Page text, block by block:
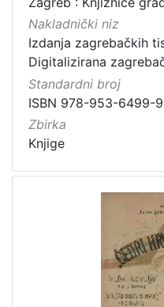
Nakladnički niz
Izdanja zagrebačkih
Digitalizirana
Standardni broj
ISBN 978-953-6499-
Zbirka
Knjige